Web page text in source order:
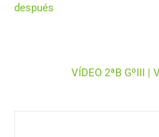
después
VÍDEO 2ªB GºIII